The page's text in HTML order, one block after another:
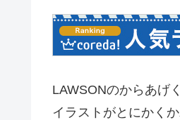
LAWSONのからあげ
イラストがとにかくか